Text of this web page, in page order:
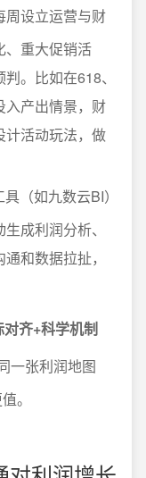
周设立运营与财
、重大促销活
。比如在618、
入产出情景，财
计活动玩法，做
（如九数云BI）
成利润分析、
和数据拉扯，
齐+科学机制
一张利润地图
。